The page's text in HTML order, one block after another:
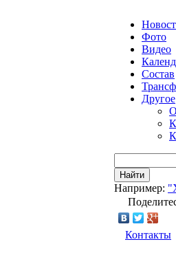
Фото
Видео
Состав
Другое
Найти
Например:
Контакты